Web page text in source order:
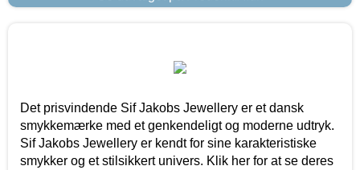
Det prisvindende Sif Jakobs Jewellery er et dansk
smykkemærke med et genkendeligt og moderne udtryk.
Sif Jakobs Jewellery er kendt for sine karakteristiske
smykker og et stilsikkert univers. Klik her for at se deres